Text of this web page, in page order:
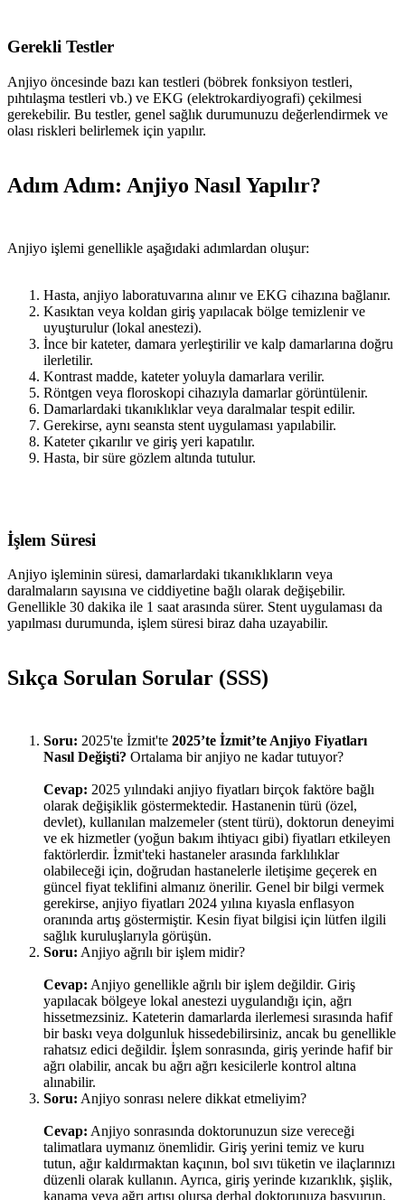
Gerekli Testler
Anjiyo öncesinde bazı kan testleri (böbrek fonksiyon testleri,
pıhtılaşma testleri vb.) ve EKG (elektrokardiyografi) çekilmesi
gerekebilir. Bu testler, genel sağlık durumunuzu değerlendirmek ve
olası riskleri belirlemek için yapılır.
Adım Adım: Anjiyo Nasıl Yapılır?
Anjiyo işlemi genellikle aşağıdaki adımlardan oluşur:
Hasta, anjiyo laboratuvarına alınır ve EKG cihazına bağlanır.
Kasıktan veya koldan giriş yapılacak bölge temizlenir ve
uyuşturulur (lokal anestezi).
İnce bir kateter, damara yerleştirilir ve kalp damarlarına doğru
ilerletilir.
Kontrast madde, kateter yoluyla damarlara verilir.
Röntgen veya floroskopi cihazıyla damarlar görüntülenir.
Damarlardaki tıkanıklıklar veya daralmalar tespit edilir.
Gerekirse, aynı seansta stent uygulaması yapılabilir.
Kateter çıkarılır ve giriş yeri kapatılır.
Hasta, bir süre gözlem altında tutulur.
İşlem Süresi
Anjiyo işleminin süresi, damarlardaki tıkanıklıkların veya
daralmaların sayısına ve ciddiyetine bağlı olarak değişebilir.
Genellikle 30 dakika ile 1 saat arasında sürer. Stent uygulaması da
yapılması durumunda, işlem süresi biraz daha uzayabilir.
Sıkça Sorulan Sorular (SSS)
Soru: 2025'te İzmit'te 2025’te İzmit’te Anjiyo Fiyatları
Nasıl Değişti? Ortalama bir anjiyo ne kadar tutuyor?
Cevap: 2025 yılındaki anjiyo fiyatları birçok faktöre bağlı
olarak değişiklik göstermektedir. Hastanenin türü (özel,
devlet), kullanılan malzemeler (stent türü), doktorun deneyimi
ve ek hizmetler (yoğun bakım ihtiyacı gibi) fiyatları etkileyen
faktörlerdir. İzmit'teki hastaneler arasında farklılıklar
olabileceği için, doğrudan hastanelerle iletişime geçerek en
güncel fiyat teklifini almanız önerilir. Genel bir bilgi vermek
gerekirse, anjiyo fiyatları 2024 yılına kıyasla enflasyon
oranında artış göstermiştir. Kesin fiyat bilgisi için lütfen ilgili
sağlık kuruluşlarıyla görüşün.
Soru: Anjiyo ağrılı bir işlem midir?
Cevap: Anjiyo genellikle ağrılı bir işlem değildir. Giriş
yapılacak bölgeye lokal anestezi uygulandığı için, ağrı
hissetmezsiniz. Kateterin damarlarda ilerlemesi sırasında hafif
bir baskı veya dolgunluk hissedebilirsiniz, ancak bu genellikle
rahatsız edici değildir. İşlem sonrasında, giriş yerinde hafif bir
ağrı olabilir, ancak bu ağrı ağrı kesicilerle kontrol altına
alınabilir.
Soru: Anjiyo sonrası nelere dikkat etmeliyim?
Cevap: Anjiyo sonrasında doktorunuzun size vereceği
talimatlara uymanız önemlidir. Giriş yerini temiz ve kuru
tutun, ağır kaldırmaktan kaçının, bol sıvı tüketin ve ilaçlarınızı
düzenli olarak kullanın. Ayrıca, giriş yerinde kızarıklık, şişlik,
kanama veya ağrı artışı olursa derhal doktorunuza başvurun.